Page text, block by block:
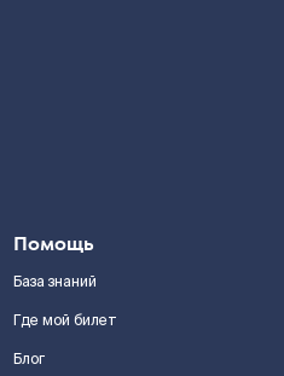
Помощь
База знаний
Где мой билет
Блог